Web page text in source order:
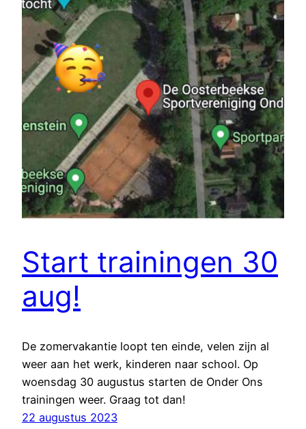
Start trainingen 30
aug!
De zomervakantie loopt ten einde, velen zijn al
weer aan het werk, kinderen naar school. Op
woensdag 30 augustus starten de Onder Ons
trainingen weer. Graag tot dan!
22 augustus 2023